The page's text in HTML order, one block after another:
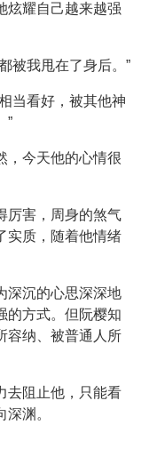
炫耀自己越来越强
被我甩在了身后。”
当看好，被其他神
”
，今天他的心情很
厉害，周身的煞气
实质，随着他情绪
深沉的心思深深地
的方式。但阮樱知
容纳、被普通人所
去阻止他，只能看
渊。